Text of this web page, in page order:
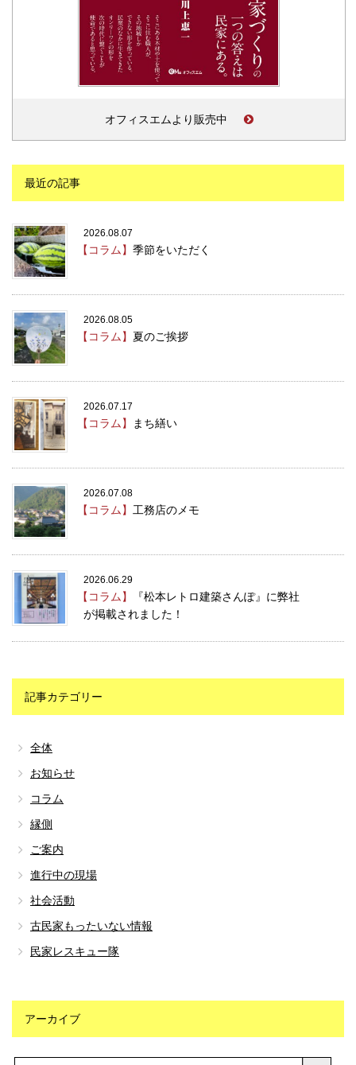
オフィスエムより販売中
最近の記事
2026.08.07
【コラム】 季節をいただく
2026.08.05
【コラム】 夏のご挨拶
2026.07.17
【コラム】 まち繕い
2026.07.08
【コラム】 工務店のメモ
2026.06.29
【コラム】
『松本レトロ建築さんぽ』に弊社
が掲載されました！
記事カテゴリー
全体
お知らせ
コラム
縁側
ご案内
進行中の現場
社会活動
古民家もったいない情報
民家レスキュー隊
アーカイブ